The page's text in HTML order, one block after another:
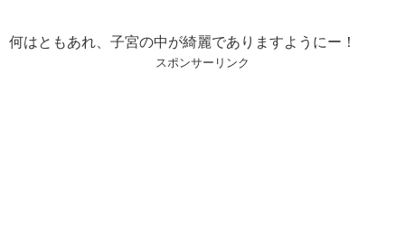
何はともあれ、子宮の中が綺麗でありますようにー！
スポンサーリンク